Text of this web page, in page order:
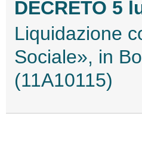
DECRETO 5
Liquidazione
Sociale», in
(11A10115)